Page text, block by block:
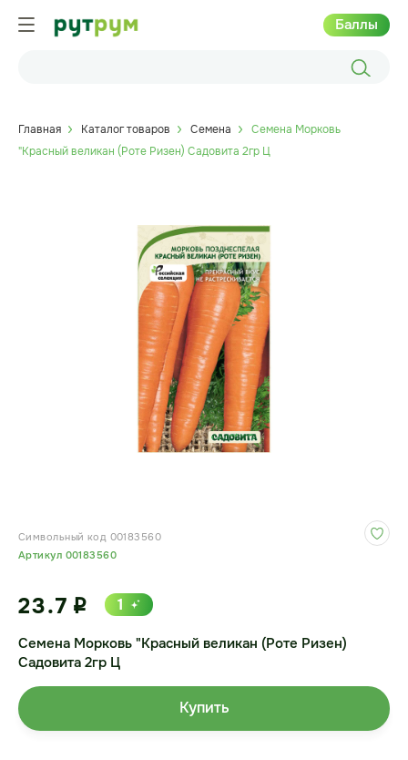
Баллы
Главная Каталог товаров Семена
Семена Морковь
"Красный великан (Роте Ризен) Садовита 2гр Ц
Символьный код 00183560
Артикул 00183560
Семена Морковь "Красный великан (Роте Ризен)
Садовита 2гр Ц
23.7 i 1
Купить